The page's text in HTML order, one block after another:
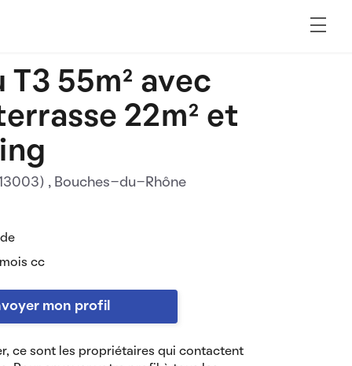
T3 55m² avec
22m² et
, Bouches-du-Rhône
cc
mon profil
ce sont les propriétaires qui contactent